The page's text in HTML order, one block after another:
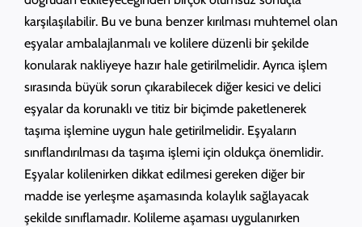
karşılaşılabilir. Bu ve buna benzer kırılması muhtemel olan
eşyalar ambalajlanmalı ve kolilere düzenli bir şekilde
konularak nakliyeye hazır hale getirilmelidir. Ayrıca işlem
sırasında büyük sorun çıkarabilecek diğer kesici ve delici
eşyalar da korunaklı ve titiz bir biçimde paketlenerek
taşıma işlemine uygun hale getirilmelidir. Eşyaların
sınıflandırılması da taşıma işlemi için oldukça önemlidir.
Eşyalar kolilenirken dikkat edilmesi gereken diğer bir
madde ise yerleşme aşamasında kolaylık sağlayacak
şekilde sınıflamadır. Kolileme aşaması uygulanırken